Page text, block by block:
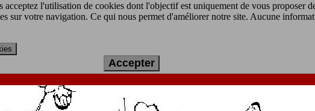
l'utilisation de cookies dont l'objectif est uniquement de vous proposer
sur votre navigation. Ce qui nous permet d'améliorer notre site. Aucune
Accepter
imprimer gratuit :